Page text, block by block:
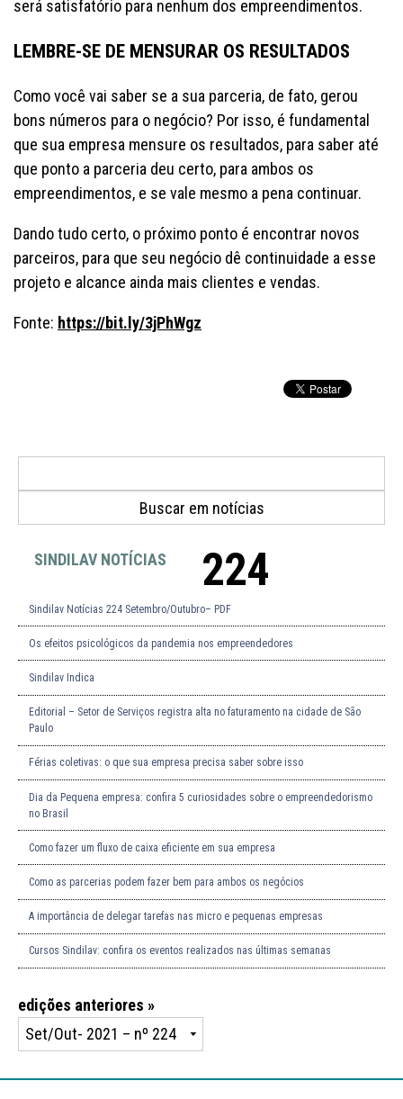
será satisfatório para nenhum dos empreendimentos.
LEMBRE-SE DE MENSURAR OS RESULTADOS
Como você vai saber se a sua parceria, de fato, gerou
bons números para o negócio? Por isso, é fundamental
que sua empresa mensure os resultados, para saber até
que ponto a parceria deu certo, para ambos os
empreendimentos, e se vale mesmo a pena continuar.
Dando tudo certo, o próximo ponto é encontrar novos
parceiros, para que seu negócio dê continuidade a esse
projeto e alcance ainda mais clientes e vendas.
Fonte: https://bit.ly/3jPhWgz
SINDILAV NOTÍCIAS 224
Sindilav Notícias 224 Setembro/Outubro– PDF
Os efeitos psicológicos da pandemia nos empreendedores
Sindilav Indica
Editorial – Setor de Serviços registra alta no faturamento na cidade de São
Paulo
Férias coletivas: o que sua empresa precisa saber sobre isso
Dia da Pequena empresa: confira 5 curiosidades sobre o empreendedorismo
no Brasil
Como fazer um fluxo de caixa eficiente em sua empresa
Como as parcerias podem fazer bem para ambos os negócios
A importância de delegar tarefas nas micro e pequenas empresas
Cursos Sindilav: confira os eventos realizados nas últimas semanas
edições anteriores »